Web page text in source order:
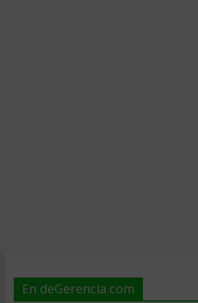
En deGerencia.com